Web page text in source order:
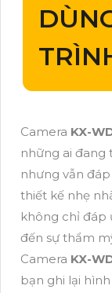
Camera KX-
những ai đang
nhưng vẫn
thiết kế nhẹ
không chỉ đáp
đến sự thẩm
Camera KX-
bạn ghi lại